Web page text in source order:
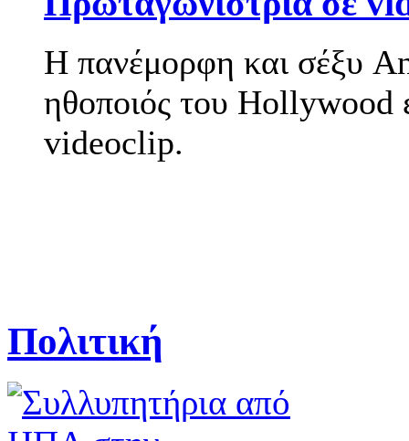
H πανέμορφη και σέξυ
ηθοποιός του Hollywood
videoclip.
Πολιτική